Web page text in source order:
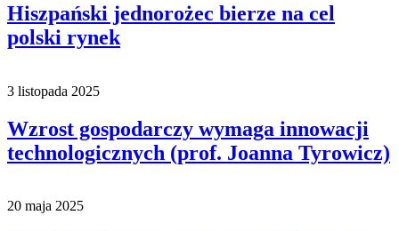
Hiszpański jednorożec bierze na cel
polski rynek
3 listopada 2025
Wzrost gospodarczy wymaga innowacji
technologicznych (prof. Joanna Tyrowicz)
20 maja 2025